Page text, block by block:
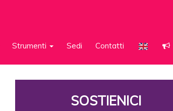
Strumenti Sedi Contatti
SOSTIENICI